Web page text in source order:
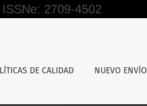
2709-4502
DE CALIDAD NUEVO ENVÍO